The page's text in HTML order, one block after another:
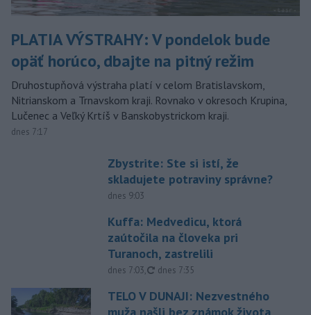
PLATIA VÝSTRAHY: V pondelok bude
opäť horúco, dbajte na pitný režim
Druhostupňová výstraha platí v celom Bratislavskom,
Nitrianskom a Trnavskom kraji. Rovnako v okresoch Krupina,
Lučenec a Veľký Krtíš v Banskobystrickom kraji.
dnes 7:17
Zbystrite: Ste si istí, že
skladujete potraviny správne?
dnes 9:03
Kuffa: Medvedicu, ktorá
zaútočila na človeka pri
Turanoch, zastrelili
dnes 7:03, aktualizované
dnes 7:35
TELO V DUNAJI: Nezvestného